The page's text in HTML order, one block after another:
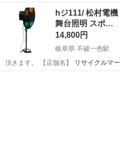
不破一色駅 そ
hジ111/ 松村電
舞台照明 スポ…
14,800円
岐阜県 不破一色駅
頂きます。 【店舗名】
リサイクルマ